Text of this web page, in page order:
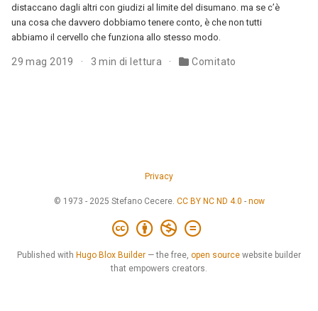
distaccano dagli altri con giudizi al limite del disumano. ma se c’è
una cosa che davvero dobbiamo tenere conto, è che non tutti
abbiamo il cervello che funziona allo stesso modo.
29 mag 2019 3 min di lettura Comitato
Privacy
© 1973 - 2025 Stefano Cecere. CC BY NC ND 4.0 - now
Published with Hugo Blox Builder — the free, open source website builder
that empowers creators.